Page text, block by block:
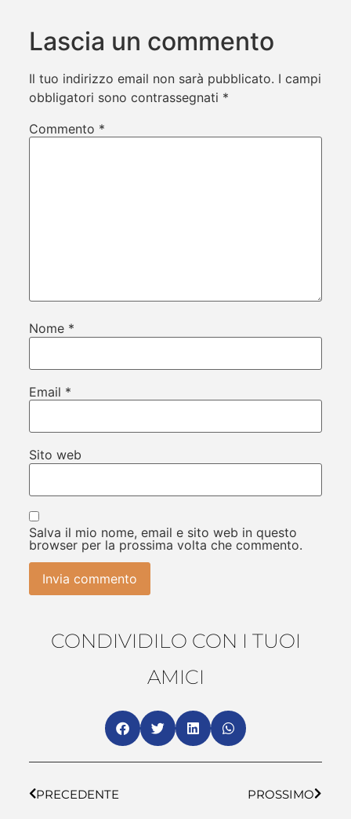
Lascia un commento
Il tuo indirizzo email non sarà pubblicato. I campi
obbligatori sono contrassegnati *
Commento *
Nome *
Email *
Sito web
Salva il mio nome, email e sito web in questo
browser per la prossima volta che commento.
CONDIVIDILO CON I TUOI
AMICI
PRECEDENTE PROSSIMO